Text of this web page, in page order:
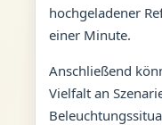
hochgeladener
einer Minute.
Anschließend
Vielfalt an